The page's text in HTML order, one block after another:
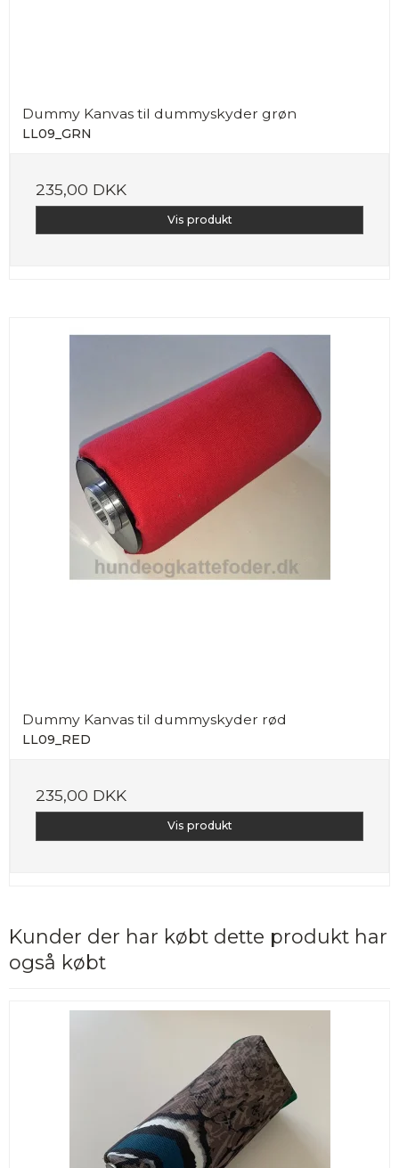
Dummy Kanvas til dummyskyder grøn
LL09_GRN
235,00 DKK
Vis produkt
Dummy Kanvas til dummyskyder rød
LL09_RED
235,00 DKK
Vis produkt
Kunder der har købt dette produkt har
også købt